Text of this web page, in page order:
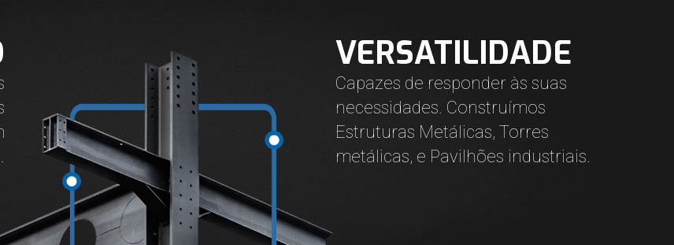
VERSATILIDADE
Capazes de responder às suas
necessidades. Construímos
Estruturas Metálicas, Torres
metálicas, e Pavilhões industriais.